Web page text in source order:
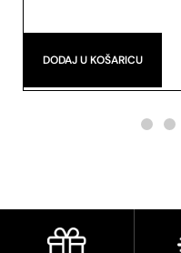
DODAJ U KOŠARICU